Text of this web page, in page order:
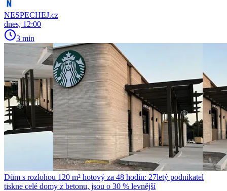
NESPECHEJ.cz
dnes, 12:00
3 min
Dům s rozlohou 120 m² hotový za 48 hodin: 27letý podnikatel
tiskne celé domy z betonu, jsou o 30 % levnější